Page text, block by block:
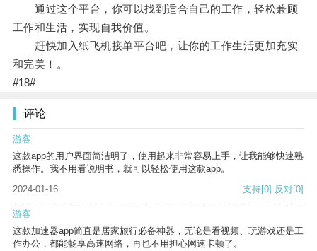
通过这个平台，你可以找到适合自己的工作，轻松兼顾
工作和生活，实现自我价值。
赶快加入纸飞机接单平台吧，让你的工作生活更加充实
和完美！。
#18#
评论
游客
这款app的用户界面简洁明了，使用起来非常容易上手，让我能够快速熟
悉操作。我不用看说明书，就可以轻松使用这款app。
2024-01-16
支持[0] 反对[0]
游客
这款加速器app简直是居家旅行必备神器，无论是看视频、玩游戏还是工
作办公，都能畅享高速网络，再也不用担心网速卡顿了。